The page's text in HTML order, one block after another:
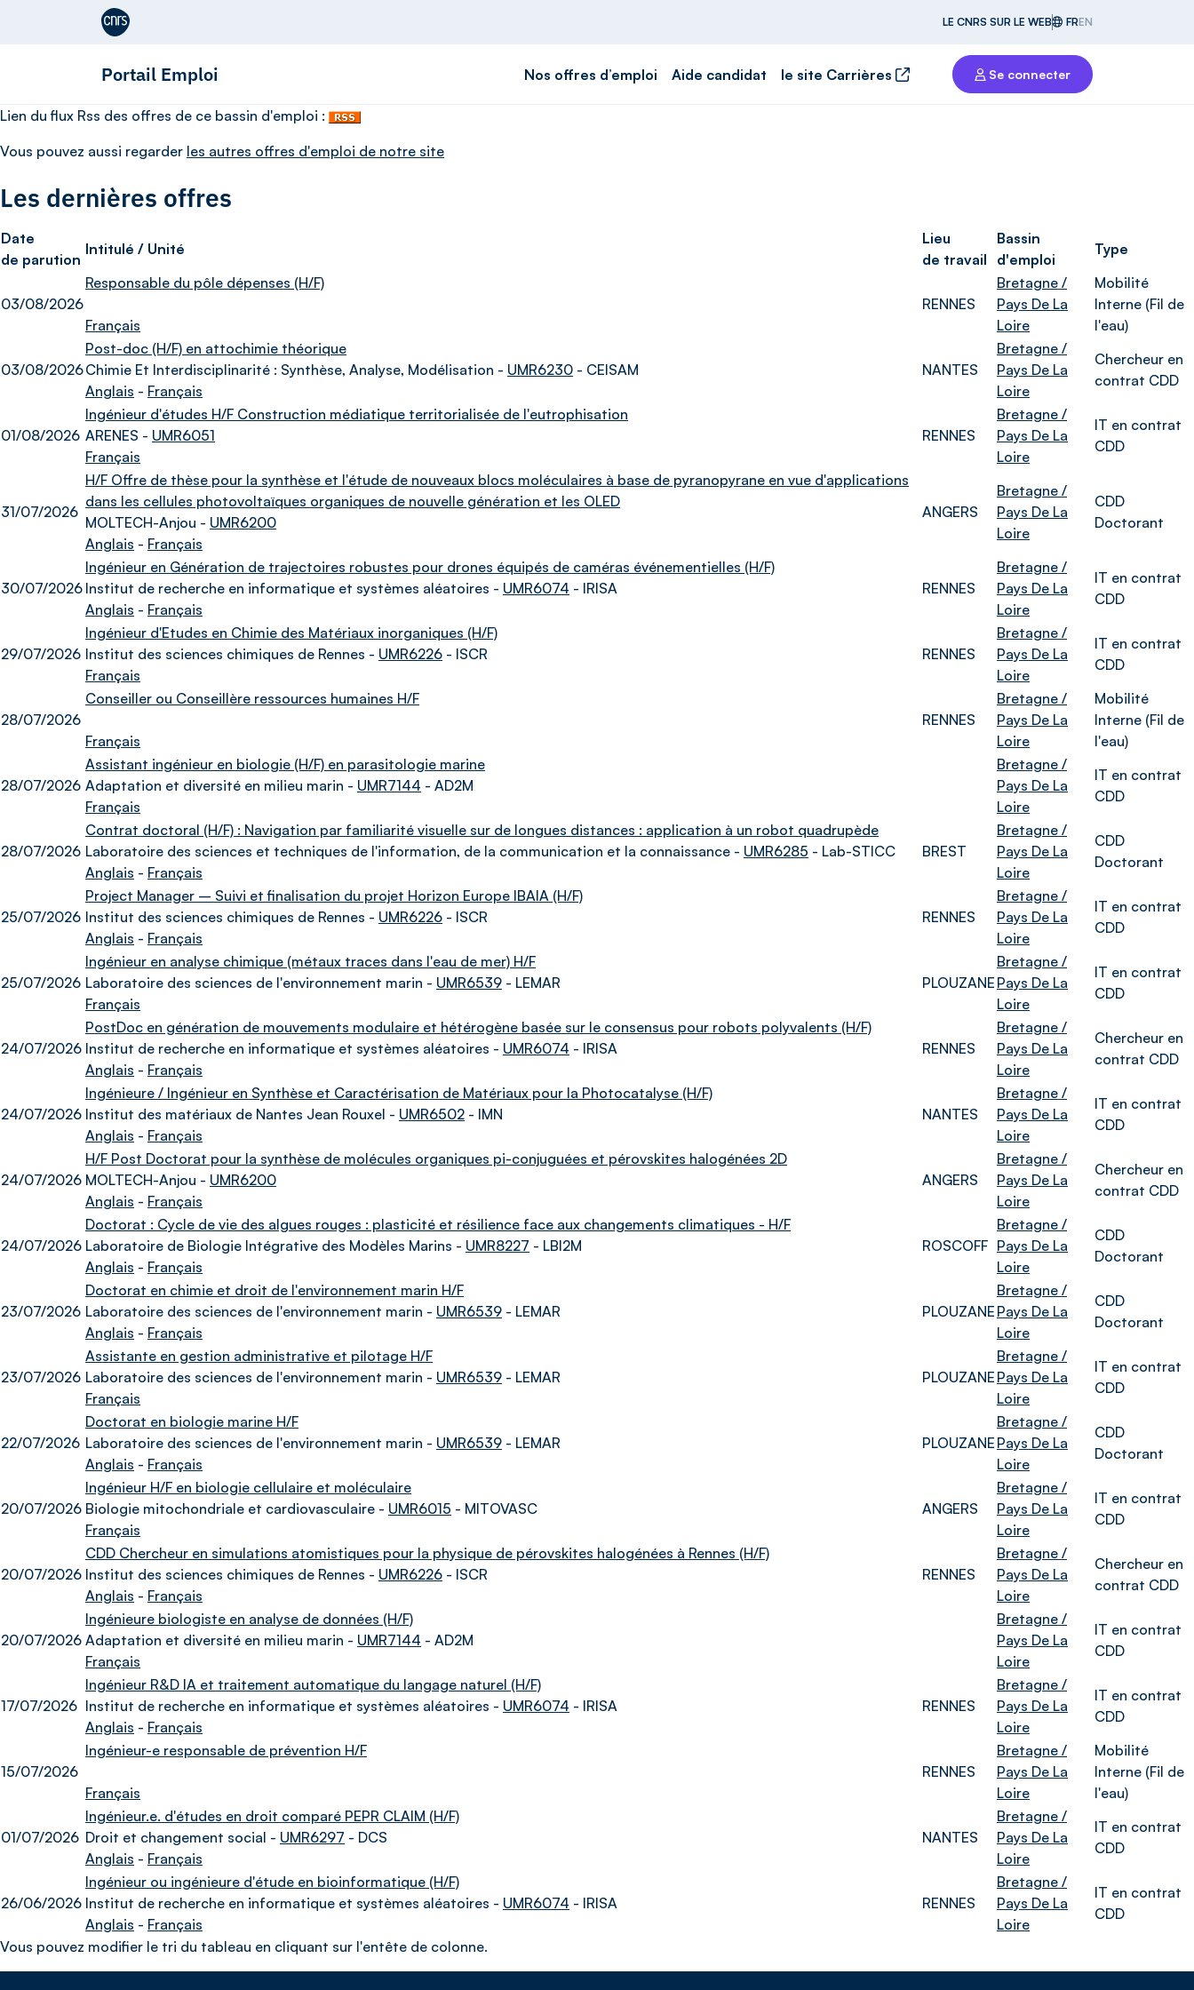
Aller au contenu
LE CNRS SUR LE WEB FREN
Portail Emploi Nos offres d’emploi Aide candidat le site Carrières Se connecter
Lien du flux Rss des offres de ce bassin d'emploi :
Vous pouvez aussi regarder les autres offres d'emploi de notre site
Les dernières offres
Date
de parution
Intitulé / Unité
Lieu
de travail
Bassin
d'emploi
Type
03/08/2026
Responsable du pôle dépenses (H/F)
Français
RENNES
Bretagne /
Pays De La
Loire
Mobilité
Interne (Fil de
l'eau)
03/08/2026
Post-doc (H/F) en attochimie théorique
Chimie Et Interdisciplinarité : Synthèse, Analyse, Modélisation - UMR6230 - CEISAM
Anglais - Français
NANTES
Bretagne /
Pays De La
Loire
Chercheur en
contrat CDD
01/08/2026
Ingénieur d'études H/F Construction médiatique territorialisée de l'eutrophisation
ARENES - UMR6051
Français
RENNES
Bretagne /
Pays De La
Loire
IT en contrat
CDD
31/07/2026
H/F Offre de thèse pour la synthèse et l'étude de nouveaux blocs moléculaires à base de pyranopyrane en vue d'applications
dans les cellules photovoltaïques organiques de nouvelle génération et les OLED
MOLTECH-Anjou - UMR6200
Anglais - Français
ANGERS
Bretagne /
Pays De La
Loire
CDD
Doctorant
30/07/2026
Ingénieur en Génération de trajectoires robustes pour drones équipés de caméras événementielles (H/F)
Institut de recherche en informatique et systèmes aléatoires - UMR6074 - IRISA
Anglais - Français
RENNES
Bretagne /
Pays De La
Loire
IT en contrat
CDD
29/07/2026
Ingénieur d'Etudes en Chimie des Matériaux inorganiques (H/F)
Institut des sciences chimiques de Rennes - UMR6226 - ISCR
Français
RENNES
Bretagne /
Pays De La
Loire
IT en contrat
CDD
28/07/2026
Conseiller ou Conseillère ressources humaines H/F
Français
RENNES
Bretagne /
Pays De La
Loire
Mobilité
Interne (Fil de
l'eau)
28/07/2026
Assistant ingénieur en biologie (H/F) en parasitologie marine
Adaptation et diversité en milieu marin - UMR7144 - AD2M
Français
Bretagne /
Pays De La
Loire
IT en contrat
CDD
28/07/2026
Contrat doctoral (H/F) : Navigation par familiarité visuelle sur de longues distances : application à un robot quadrupède
Laboratoire des sciences et techniques de l'information, de la communication et la connaissance - UMR6285 - Lab-STICC
Anglais - Français
BREST
Bretagne /
Pays De La
Loire
CDD
Doctorant
25/07/2026
Project Manager – Suivi et finalisation du projet Horizon Europe IBAIA (H/F)
Institut des sciences chimiques de Rennes - UMR6226 - ISCR
Anglais - Français
RENNES
Bretagne /
Pays De La
Loire
IT en contrat
CDD
25/07/2026
Ingénieur en analyse chimique (métaux traces dans l'eau de mer) H/F
Laboratoire des sciences de l'environnement marin - UMR6539 - LEMAR
Français
PLOUZANE
Bretagne /
Pays De La
Loire
IT en contrat
CDD
24/07/2026
PostDoc en génération de mouvements modulaire et hétérogène basée sur le consensus pour robots polyvalents (H/F)
Institut de recherche en informatique et systèmes aléatoires - UMR6074 - IRISA
Anglais - Français
RENNES
Bretagne /
Pays De La
Loire
Chercheur en
contrat CDD
24/07/2026
Ingénieure / Ingénieur en Synthèse et Caractérisation de Matériaux pour la Photocatalyse (H/F)
Institut des matériaux de Nantes Jean Rouxel - UMR6502 - IMN
Anglais - Français
NANTES
Bretagne /
Pays De La
Loire
IT en contrat
CDD
24/07/2026
H/F Post Doctorat pour la synthèse de molécules organiques pi-conjuguées et pérovskites halogénées 2D
MOLTECH-Anjou - UMR6200
Anglais - Français
ANGERS
Bretagne /
Pays De La
Loire
Chercheur en
contrat CDD
24/07/2026
Doctorat : Cycle de vie des algues rouges : plasticité et résilience face aux changements climatiques - H/F
Laboratoire de Biologie Intégrative des Modèles Marins - UMR8227 - LBI2M
Anglais - Français
ROSCOFF
Bretagne /
Pays De La
Loire
CDD
Doctorant
23/07/2026
Doctorat en chimie et droit de l'environnement marin H/F
Laboratoire des sciences de l'environnement marin - UMR6539 - LEMAR
Anglais - Français
PLOUZANE
Bretagne /
Pays De La
Loire
CDD
Doctorant
23/07/2026
Assistante en gestion administrative et pilotage H/F
Laboratoire des sciences de l'environnement marin - UMR6539 - LEMAR
Français
PLOUZANE
Bretagne /
Pays De La
Loire
IT en contrat
CDD
22/07/2026
Doctorat en biologie marine H/F
Laboratoire des sciences de l'environnement marin - UMR6539 - LEMAR
Anglais - Français
PLOUZANE
Bretagne /
Pays De La
Loire
CDD
Doctorant
20/07/2026
Ingénieur H/F en biologie cellulaire et moléculaire
Biologie mitochondriale et cardiovasculaire - UMR6015 - MITOVASC
Français
ANGERS
Bretagne /
Pays De La
Loire
IT en contrat
CDD
20/07/2026
CDD Chercheur en simulations atomistiques pour la physique de pérovskites halogénées à Rennes (H/F)
Institut des sciences chimiques de Rennes - UMR6226 - ISCR
Anglais - Français
RENNES
Bretagne /
Pays De La
Loire
Chercheur en
contrat CDD
20/07/2026
Ingénieure biologiste en analyse de données (H/F)
Adaptation et diversité en milieu marin - UMR7144 - AD2M
Français
Bretagne /
Pays De La
Loire
IT en contrat
CDD
17/07/2026
Ingénieur R&D IA et traitement automatique du langage naturel (H/F)
Institut de recherche en informatique et systèmes aléatoires - UMR6074 - IRISA
Anglais - Français
RENNES
Bretagne /
Pays De La
Loire
IT en contrat
CDD
15/07/2026
Ingénieur-e responsable de prévention H/F
Français
RENNES
Bretagne /
Pays De La
Loire
Mobilité
Interne (Fil de
l'eau)
01/07/2026
Ingénieur.e. d'études en droit comparé PEPR CLAIM (H/F)
Droit et changement social - UMR6297 - DCS
Anglais - Français
NANTES
Bretagne /
Pays De La
Loire
IT en contrat
CDD
26/06/2026
Ingénieur ou ingénieure d'étude en bioinformatique (H/F)
Institut de recherche en informatique et systèmes aléatoires - UMR6074 - IRISA
Anglais - Français
RENNES
Bretagne /
Pays De La
Loire
IT en contrat
CDD
Vous pouvez modifier le tri du tableau en cliquant sur l'entête de colonne.